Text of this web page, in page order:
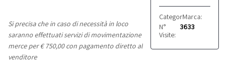
Categoria: Altro
Marca:
N°
Visite:
3633
Si precisa che in caso di necessità in loco
saranno effettuati servizi di movimentazione
merce per € 750,00 con pagamento diretto al
venditore